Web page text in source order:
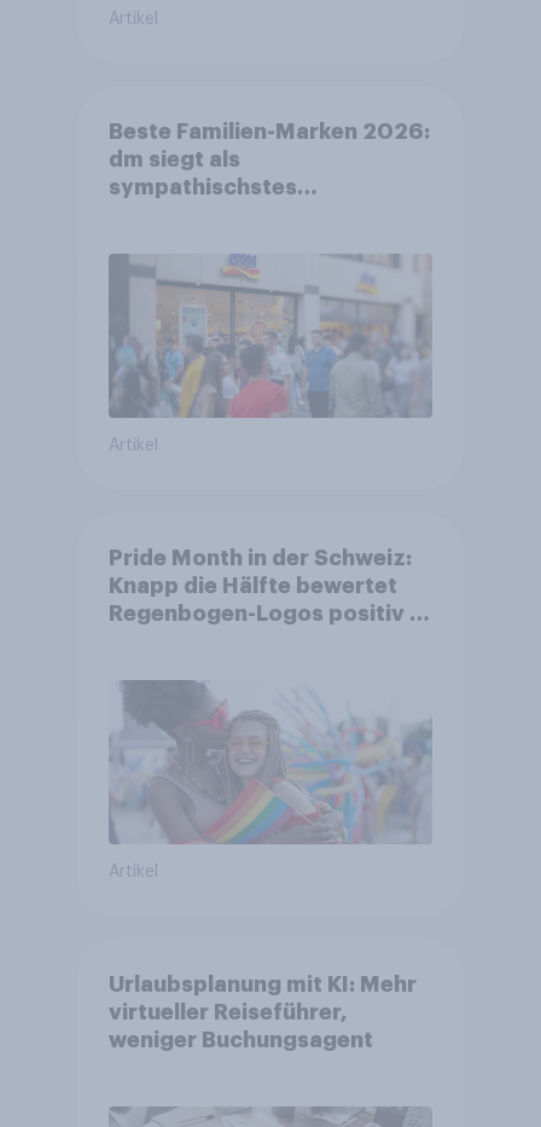
Artikel
Beste Familien-Marken 2026:
dm siegt als
sympathischstes
Artikel
Pride Month in der Schweiz:
Knapp die Hälfte bewertet
Regenbogen-Logos positiv –
Artikel
Urlaubsplanung mit KI: Mehr
virtueller Reiseführer,
weniger Buchungsagent